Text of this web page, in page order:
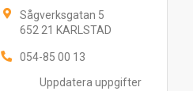
Uppdatera uppgifter
Sågverksgatan 5
652 21 KARLSTAD
054-85 00 13